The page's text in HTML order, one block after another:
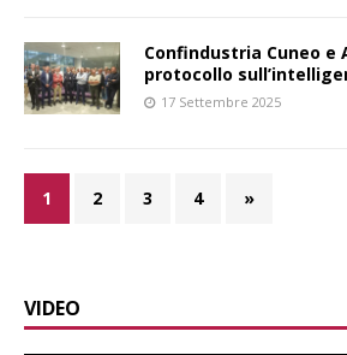
Confindustria Cuneo e
protocollo
17 Settembre 2025
1 2 3 4 »
VIDEO